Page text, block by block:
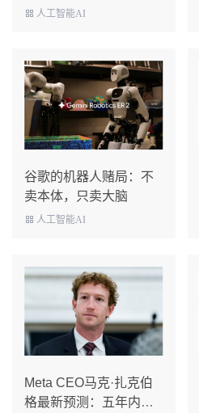
界级科研难题
人工智能AI
谷歌的机器人赌局：不
卖本体，只卖大脑
人工智能AI
Meta CEO马克·扎克伯
格最新预测：五年内数